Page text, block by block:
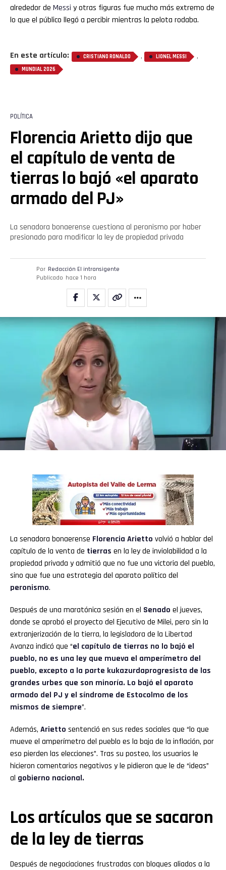
alrededor de Messi y otras figuras fue mucho más extremo de
lo que el público llegó a percibir mientras la pelota rodaba.
En este artículo: CRISTIANO RONALDO , LIONEL MESSI ,
MUNDIAL 2026
POLÍTICA
Florencia Arietto dijo que
el capítulo de venta de
tierras lo bajó «el aparato
armado del PJ»
La senadora bonaerense cuestiona al peronismo por haber
presionado para modificar la ley de propiedad privada
Por Redacción El intransigente
Publicado hace 1 hora
La senadora bonaerense Florencia Arietto volvió a hablar del
capítulo de la venta de tierras en la ley de inviolabilidad a la
propiedad privada y admitió que no fue una victoria del pueblo,
sino que fue una estrategia del aparato político del
peronismo.
Después de una maratónica sesión en el Senado el jueves,
donde se aprobó el proyecto del Ejecutivo de Milei, pero sin la
extranjerización de la tierra, la legisladora de la Libertad
Avanza indicó que “el capítulo de tierras no lo bajó el
pueblo, no es una ley que mueva el amperímetro del
pueblo, excepto a la parte kukazurdaprogresista de las
grandes urbes que son minoría. Lo bajó el aparato
armado del PJ y el síndrome de Estocolmo de los
mismos de siempre”.
Además, Arietto sentenció en sus redes sociales que “lo que
mueve el amperímetro del pueblo es la baja de la inflación, por
eso pierden las elecciones”. Tras su posteo, los usuarios le
hicieron comentarios negativos y le pidieron que le de “ideas”
al gobierno nacional.
Los artículos que se sacaron
de la ley de tierras
Después de negociaciones frustradas con bloques aliados a la